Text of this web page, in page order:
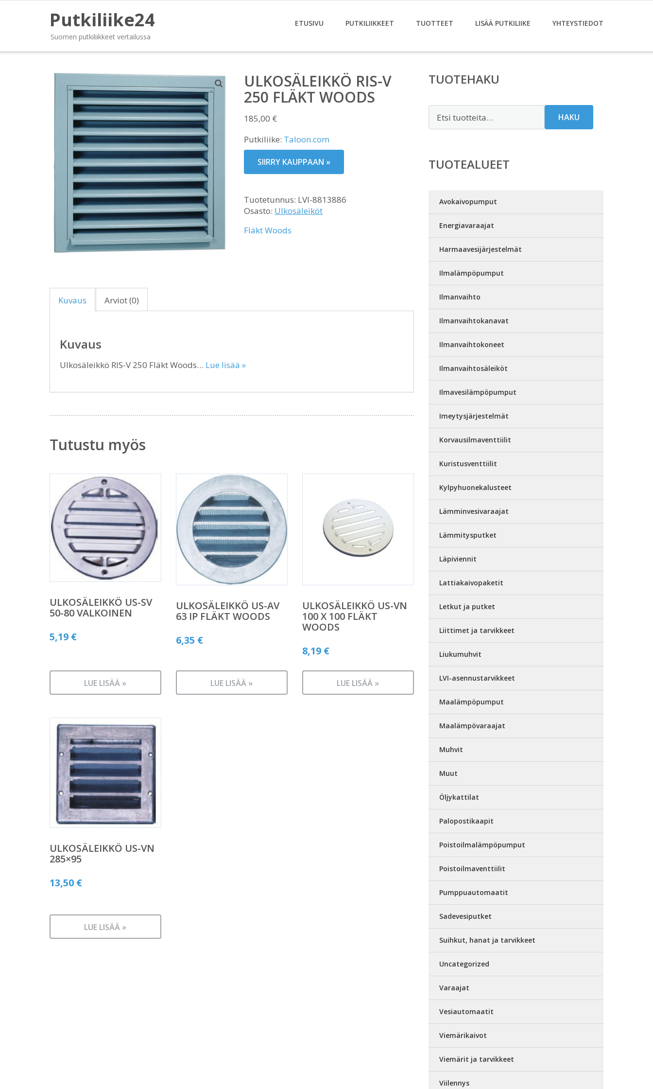
Putkiliike24
Suomen putkiliikkeet vertailussa
ETUSIVU PUTKILIIKKEET TUOTTEET LISÄÄ PUTKILIIKE YHTEYSTIEDOT
ULKOSÄLEIKKÖ RIS-V
250 FLÄKT WOODS
185,00 €
Putkiliike: Taloon.com
SIIRRY KAUPPAAN »
Tuotetunnus: LVI-8813886
Osasto: Ulkosäleiköt
Fläkt Woods
Kuvaus Arviot (0)
Kuvaus
Ulkosäleikkö RIS-V 250 Fläkt Woods… Lue lisää »
Tutustu myös
ULKOSÄLEIKKÖ US-SV
50-80 VALKOINEN
5,19 €
LUE LISÄÄ »
ULKOSÄLEIKKÖ US-AV
63 IP FLÄKT WOODS
6,35 €
LUE LISÄÄ »
ULKOSÄLEIKKÖ US-VN
100 X 100 FLÄKT
WOODS
8,19 €
LUE LISÄÄ »
ULKOSÄLEIKKÖ US-VN
285×95
13,50 €
LUE LISÄÄ »
TUOTEHAKU
HAKU
TUOTEALUEET
Avokaivopumput
Energiavaraajat
Harmaavesijärjestelmät
Ilmalämpöpumput
Ilmanvaihto
Ilmanvaihtokanavat
Ilmanvaihtokoneet
Ilmanvaihtosäleiköt
Ilmavesilämpöpumput
Imeytysjärjestelmät
Korvausilmaventtiilit
Kuristusventtiilit
Kylpyhuonekalusteet
Lämminvesivaraajat
Lämmitysputket
Läpiviennit
Lattiakaivopaketit
Letkut ja putket
Liittimet ja tarvikkeet
Liukumuhvit
LVI-asennustarvikkeet
Maalämpöpumput
Maalämpövaraajat
Muhvit
Muut
Öljykattilat
Palopostikaapit
Poistoilmalämpöpumput
Poistoilmaventtiilit
Pumppuautomaatit
Sadevesiputket
Suihkut, hanat ja tarvikkeet
Uncategorized
Varaajat
Vesiautomaatit
Viemärikaivot
Viemärit ja tarvikkeet
Viilennys